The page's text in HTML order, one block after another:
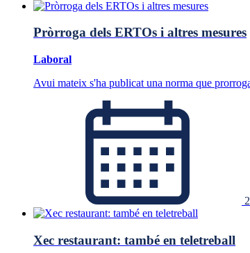
Pròrroga dels ERTOs i altres mesures
Laboral
Avui mateix s'ha publicat una norma que
Xec restaurant: també en teletreball